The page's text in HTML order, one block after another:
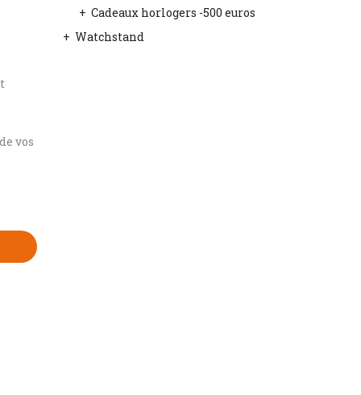
vos
Cadeaux horlogers -500 euros
Watchstand